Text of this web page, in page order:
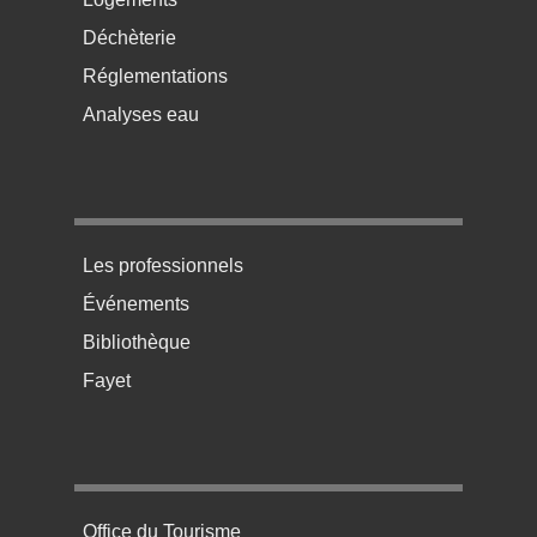
Déchèterie
Réglementations
Analyses eau
Menu pratique bas de page 3
Les professionnels
Événements
Bibliothèque
Fayet
Menu pratique bas de page 4
Office du Tourisme